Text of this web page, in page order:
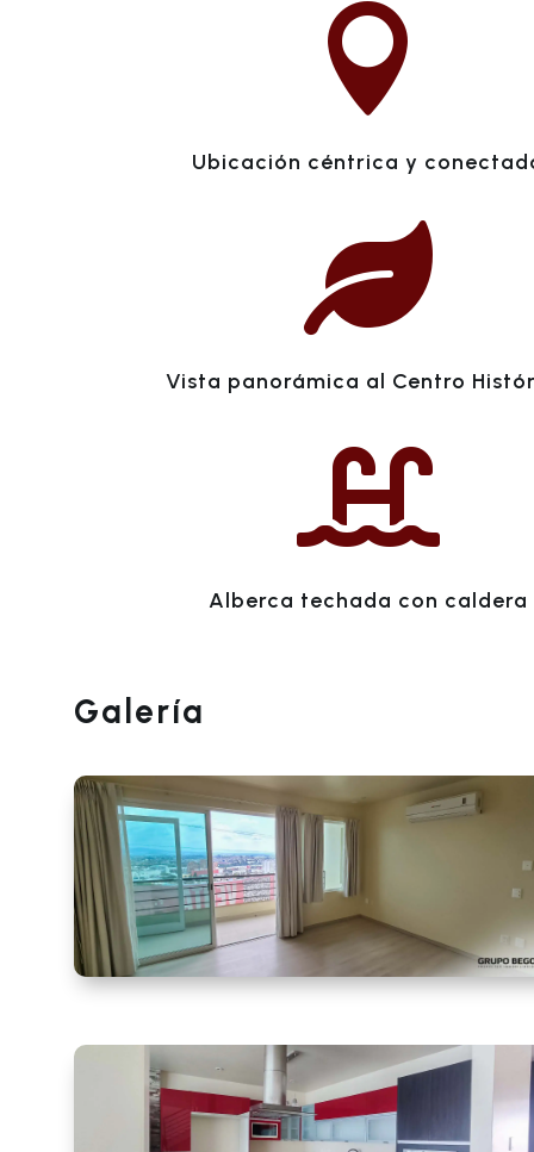

Ubicación céntrica y

Vista panorámica al Centro

Alberca techada con caldera
Galería